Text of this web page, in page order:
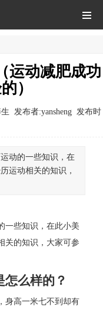
运动减肥成功
）
发布者:yansheng 发布时
动的一些知识，在
运动相关的知识，
一些知识，在此小美
关的知识，大家可参
么样的？
身高一米七不到却有